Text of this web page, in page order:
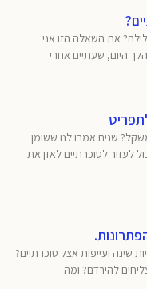
את השאלה הזו אני
היום, שעתיים אחרי
שנים אמרו לנו ששומן
לסוכרתיים לאזן את
ועייפות אצל סוכרתיים?